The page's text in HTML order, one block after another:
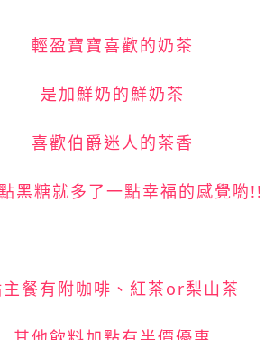
輕盈寶寶喜歡的奶茶
是加鮮奶的鮮奶茶
喜歡伯爵迷人的茶香
黑糖就多了一點幸福的感覺喲!!
主餐有附咖啡、紅茶or梨山茶